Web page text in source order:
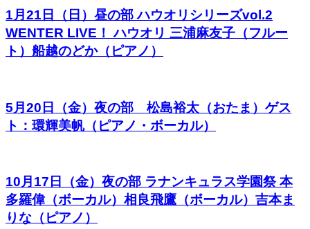
1月21日（日）昼の部 ハウオリシリーズvol.2
WENTER LIVE！ ハウオリ 三浦麻友子（フルー
ト）船越のどか（ピアノ）
5月20日（金）夜の部 松島裕太（おたま）ゲス
ト：環輝美帆（ピアノ・ボーカル）
10月17日（金）夜の部 ラナンキュラス学園祭 本
多羅偉（ボーカル）相良飛鷹（ボーカル）吉本ま
りな（ピアノ）